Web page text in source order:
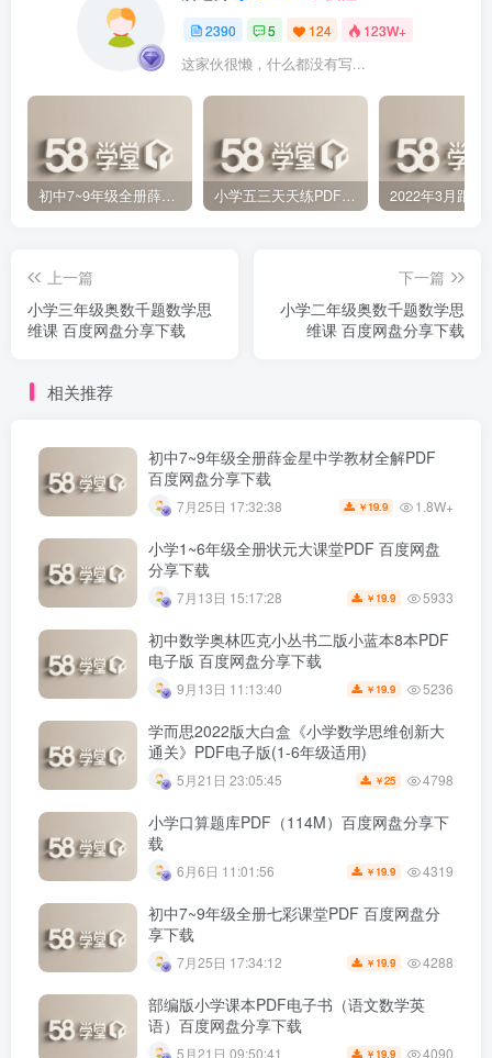
2390 5 124 123W+
这家伙很懒，什么都没有写...
初中7~9年级全册薛金星中学教材全解PDF 百度网盘分享下载 小学五三天天练PDF（压缩打包）百度网盘分享下载
上一篇
小学三年级奥数千题数学思
维课 百度网盘分享下载
下一篇
小学二年级奥数千题数学思
维课 百度网盘分享下载
相关推荐
初中7~9年级全册薛金星中学教材全解PDF
百度网盘分享下载
7月25日 17:32:38 ￥ 19.9 1.8W+
小学1~6年级全册状元大课堂PDF 百度网盘
分享下载
7月13日 15:17:28 ￥ 19.9 5933
初中数学奥林匹克小丛书二版小蓝本8本PDF
电子版 百度网盘分享下载
9月13日 11:13:40 ￥ 19.9 5236
学而思2022版大白盒《小学数学思维创新大
通关》PDF电子版(1-6年级适用)
5月21日 23:05:45 ￥25 4798
小学口算题库PDF（114M）百度网盘分享下
载
6月6日 11:01:56 ￥ 19.9 4319
初中7~9年级全册七彩课堂PDF 百度网盘分
享下载
7月25日 17:34:12 ￥ 19.9 4288
部编版小学课本PDF电子书（语文数学英
语）百度网盘分享下载
5月21日 09:50:41 ￥ 19.9 4090